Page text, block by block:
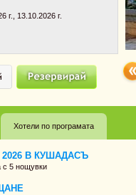
г., 13.10.2026 г.
Хотели по програмата
В КУШАДАСЪ
с 5 нощувки